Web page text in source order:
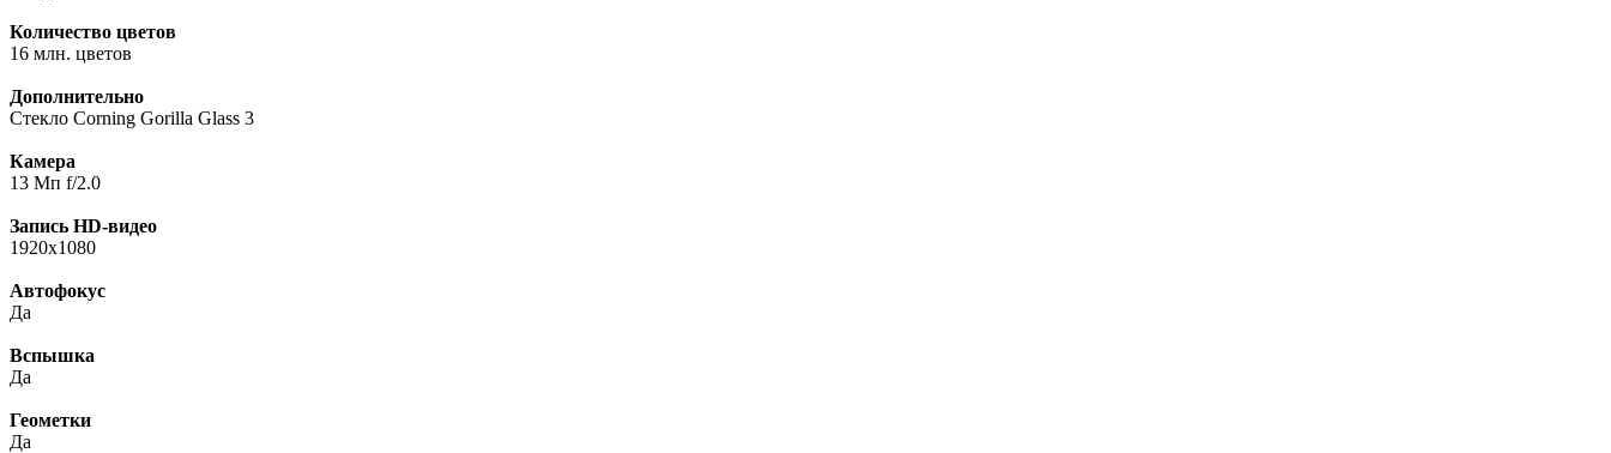
Количество цветов
16 млн. цветов
Дополнительно
Cтекло Corning Gorilla Glass 3
Камера
13 Мп f/2.0
Запись HD-видео
1920х1080
Автофокус
Да
Вспышка
Да
Геометки
Да